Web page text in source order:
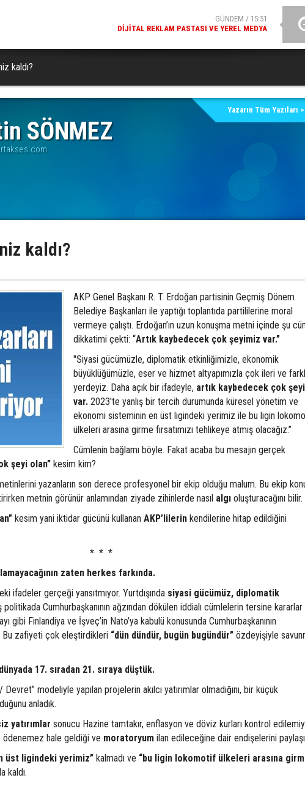
kaldı?
SÖNMEZ
Yazarın Tüm Yazıları >
kaldı?
AKP Genel Başkanı R. T. Erdoğan partisinin Geçmiş Dönem
Belediye Başkanları ile yaptığı toplantıda partililerine moral
vermeye çalıştı. Erdoğan’ın uzun konuşma metni içinde şu
dikkatimi çekti: “Artık kaybedecek çok şeyimiz var.”
"Siyasi gücümüzle, diplomatik etkinliğimizle, ekonomik
büyüklüğümüzle, eser ve hizmet altyapımızla çok ileri ve
yerdeyiz. Daha açık bir ifadeyle, artık kaybedecek çok
var. 2023'te yanlış bir tercih durumunda küresel yönetim ve
ekonomi sisteminin en üst ligindeki yerimiz ile bu ligin
ülkeleri arasına girme fırsatımızı tehlikeye atmış olacağız.”
Cümlenin bağlamı böyle. Fakat acaba bu mesajın gerçek
şeyi olan” kesim kim?
yazanların son derece profesyonel bir ekip olduğu malum. Bu ekip
metnin görünür anlamından ziyade zihinlerde nasıl algı oluşturacağını bilir.
kesim yani iktidar gücünü kullanan AKP’lilerin kendilerine hitap edildiğini
* * *
zaten herkes farkında.
ifadeler gerçeği yansıtmıyor. Yurtdışında siyasi gücümüz, diplomatik
Cumhurbaşkanının ağzından dökülen iddialı cümlelerin tersine kararlar
gibi Finlandiya ve İşveç’in Nato’ya kabulü konusunda Cumhurbaşkanının
Bu zafiyeti çok eleştirdikleri “dün dündür, bugün bugündür” özdeyişiyle
17. sıradan 21. sıraya düştük.
modeliyle yapılan projelerin akılcı yatırımlar olmadığını, bir küçük
anladık.
yatırımlar sonucu Hazine tamtakır, enflasyon ve döviz kurları kontrol
ödenemez hale geldiği ve moratoryum ilan edileceğine dair endişelerini
üst ligindeki yerimiz” kalmadı ve “bu ligin lokomotif ülkeleri arasına
kaldı.